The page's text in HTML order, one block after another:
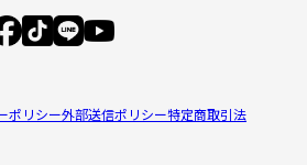
ポリシー外部送信ポリシー特定商取引法